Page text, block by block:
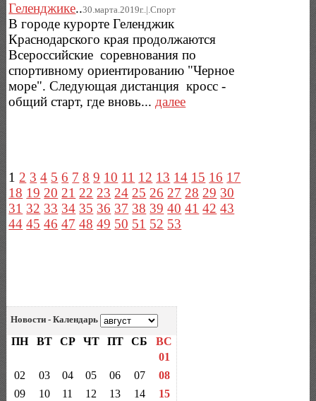
Геленджике..30.марта.2019г..|.Спорт
В городе курорте Геленджик
Краснодарского края продолжаются
Всероссийские соревнования по
спортивному ориентированию "Черное
море". Следующая дистанция кросс -
общий старт, где вновь...далее
1 2 3 4 5 6 7 8 9 10 11 12 13 14 15 16 17
18 19 20 21 22 23 24 25 26 27 28 29 30
31 32 33 34 35 36 37 38 39 40 41 42 43
44 45 46 47 48 49 50 51 52 53
Новости - Календарь
ПН ВТ СР ЧТ ПТ СБ
ВС
01
02
03 04 05 06 07
08
09
10 11 12 13 14
15